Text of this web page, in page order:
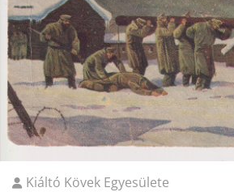
Kiáltó Kövek Egyesülete